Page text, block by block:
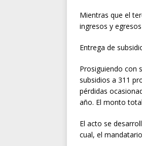
Mientras que el
ingresos y
Entrega de
Prosiguiendo con
subsidios a 311
pérdidas
año. El monto
El acto se
cual, el